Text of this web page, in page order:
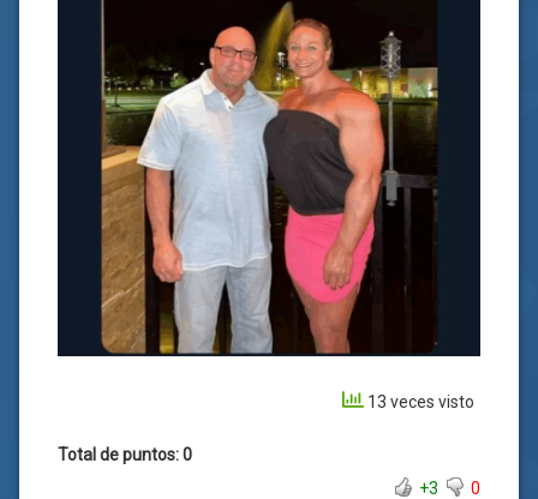
13 veces visto
Total de puntos: 0
+3
0